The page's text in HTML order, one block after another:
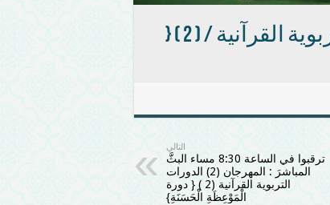
الديوانية : إستمرار إقامة الدورات التربوية القرآنية / ( 2 ) {
التالي
ترقبوا في الساعة 8:30 مساء البثَّ
المباشرَ : المهرجان (2) الدورات
التربوية القرآنية (2 ) { دورة
الْمَوْعِظَةِ الْحَسَنَةِ}